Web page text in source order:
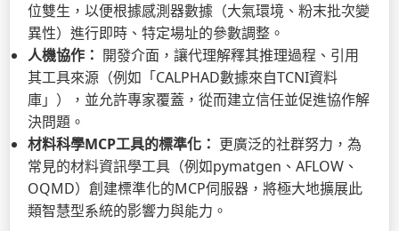
位雙生，以便根據感測器數據（大氣環境、粉末批次變
異性）進行即時、特定場址的參數調整。
人機協作： 開發介面，讓代理解釋其推理過程、引用
其工具來源（例如「CALPHAD數據來自TCNI資料
庫」），並允許專家覆蓋，從而建立信任並促進協作解
決問題。
材料科學MCP工具的標準化： 更廣泛的社群努力，為
常見的材料資訊學工具（例如pymatgen、AFLOW、
OQMD）創建標準化的MCP伺服器，將極大地擴展此
類智慧型系統的影響力與能力。